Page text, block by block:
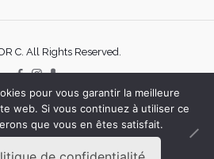
C. All Rights Reserved.
pour vous garantir la meilleure
web. Si vous continuez à utiliser ce
que vous en êtes satisfait.